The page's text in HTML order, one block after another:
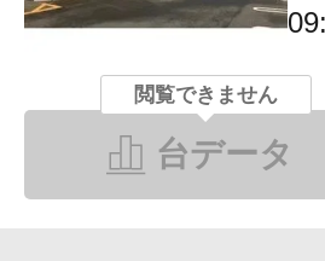
閲覧できません
台データ